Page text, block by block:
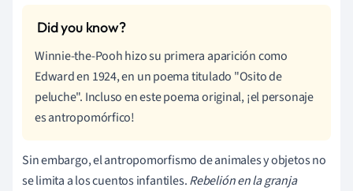
Winnie-the-Pooh hizo su primera aparición como
Edward en 1924, en un poema titulado "Osito de
peluche". Incluso en este poema original, ¡el personaje
es antropomórfico!
Sin embargo, el antropomorfismo de animales y objetos no
se limita a los cuentos infantiles.Rebelión en la granja